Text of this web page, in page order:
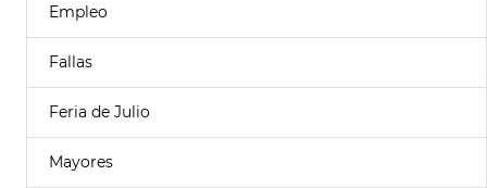
Empleo
Fallas
Feria de Julio
Mayores